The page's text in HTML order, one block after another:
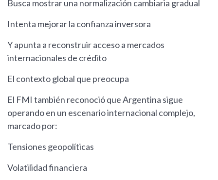
Busca mostrar una normalización cambiaria gradual
Intenta mejorar la confianza inversora
Y apunta a reconstruir acceso a mercados
internacionales de crédito
El contexto global que preocupa
El FMI también reconoció que Argentina sigue
operando en un escenario internacional complejo,
marcado por:
Tensiones geopolíticas
Volatilidad financiera